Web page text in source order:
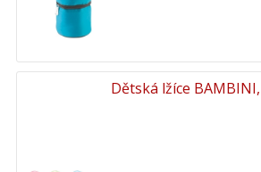
Dětská lžíce